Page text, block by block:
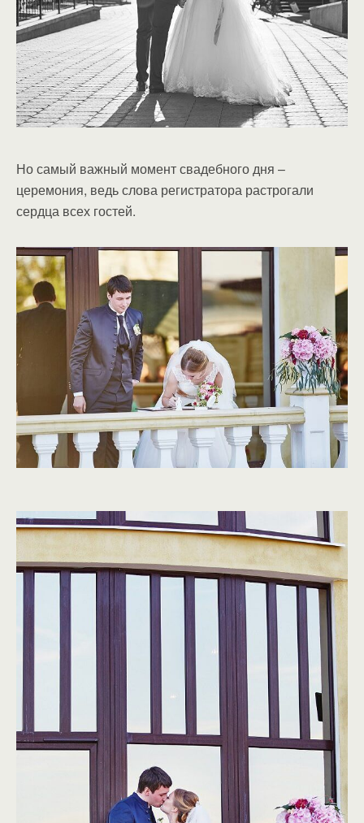
Но самый важный момент свадебного дня –
церемония, ведь слова регистратора растрогали
сердца всех гостей.